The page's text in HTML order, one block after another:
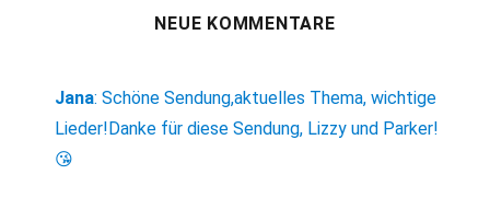
NEUE KOMMENTARE
Jana:Schöne Sendung,aktuelles Thema, wichtige
Lieder!Danke für diese Sendung, Lizzy und Parker!
😘